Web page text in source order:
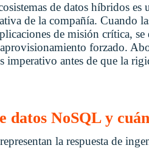
de datos híbridos es
de la compañía. Cuando
de misión crítica,
forzado.
imperativo antes de que la
datos NoSQL y
representan la respuesta de